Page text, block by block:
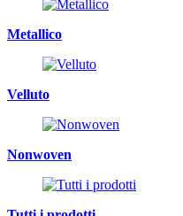
Metallico
Velluto
Nonwoven